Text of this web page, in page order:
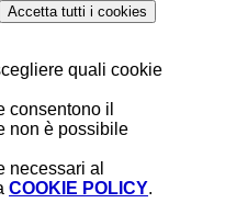
Accetta tutti i cookies
quali cookie
consentono il
non è possibile
necessari al
COOKIE POLICY.